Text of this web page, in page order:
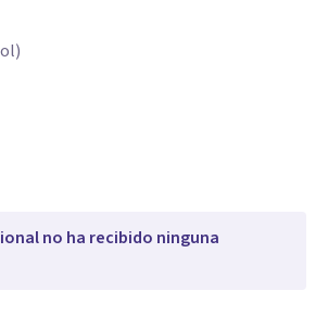
a gestionar tus emociones y
decisiones y actuar con
no ha recibido ninguna